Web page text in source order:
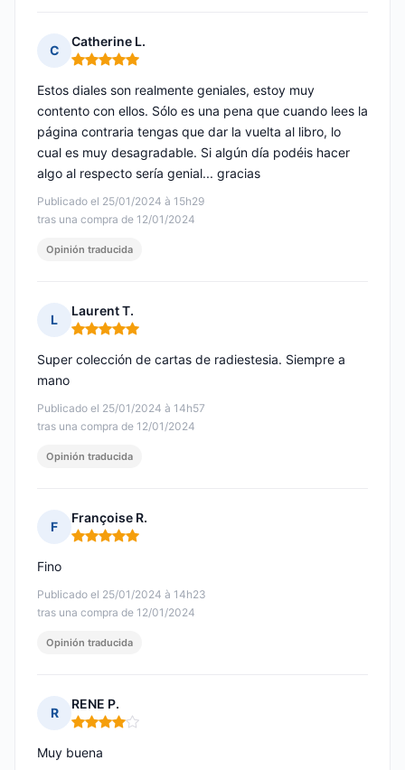
C
Catherine L.
Nota: 5 de 5
Publicado el 25/01/2024 à 15h29
tras una compra de 12/01/2024
Estos diales son realmente geniales, estoy muy
contento con ellos. Sólo es una pena que cuando lees la
página contraria tengas que dar la vuelta al libro, lo
cual es muy desagradable. Si algún día podéis hacer
algo al respecto sería genial... gracias
Opinión traducida
L
Laurent T.
Nota: 5 de 5
Publicado el 25/01/2024 à 14h57
tras una compra de 12/01/2024
Super colección de cartas de radiestesia. Siempre a
mano
Opinión traducida
F
Françoise R.
Nota: 5 de 5
Publicado el 25/01/2024 à 14h23
tras una compra de 12/01/2024
Fino
Opinión traducida
R
RENE P.
Nota: 4 de 5
Muy buena